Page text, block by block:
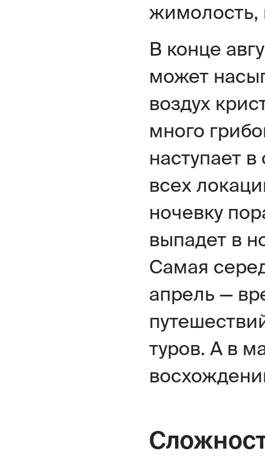
жимолость,
В конце
может
воздух
много
наступает
всех
ночевку
выпадет в
Самая
апрель —
туров. А в